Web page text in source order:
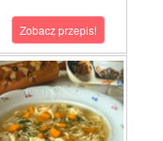
Zobacz przepis!